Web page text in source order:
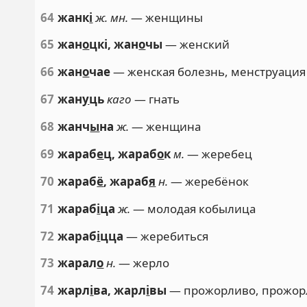
64 жанкі ж. мн. — женщины
65 жаноцкі, жаночы — женский
66 жаночае— женская болезнь, менструация
67 жануцькаго — гнать
68 жанчына ж. — женщина
69 жарабец, жарабокм. — жеребец
70 жарабё, жарабя н. — жеребёнок
71 жарабіца ж. — молодая кобылица
72 жарабіцца — жеребиться
73 жаралон. — жерло
74 жарліва, жарлівы — прожорливо,